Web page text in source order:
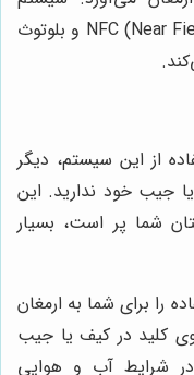
کیلس‌گو از فناوری NFC (Near Field Communication) و بلوتوث
از این سیستم، دیگر
جیب خود ندارید. این
شما پر است، بسیار
را برای شما به ارمغان
کلید در کیف یا جیب
در شرایط آب و هوایی